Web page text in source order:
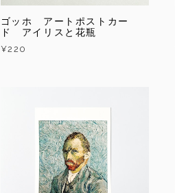
ゴッホ アートポストカー
ド アイリスと花瓶
¥220